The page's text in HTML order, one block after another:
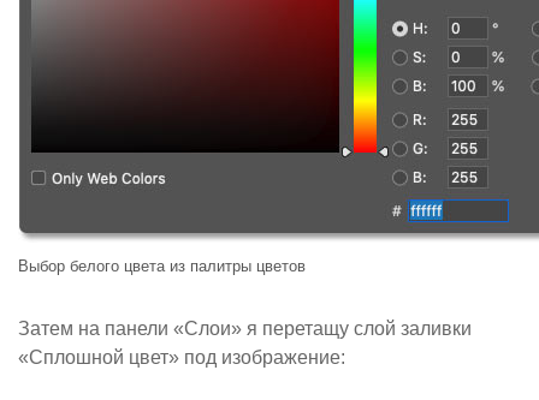
Выбор белого цвета из палитры цветов
Затем на панели «Слои» я перетащу слой заливки
«Сплошной цвет» под изображение: